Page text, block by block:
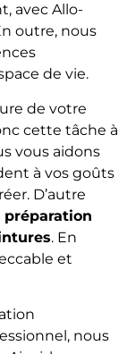
avec Allo-
outre, nous
de vie.
de votre
cette tâche à
vous aidons
à vos goûts
D’autre
préparation
. En
et
nous